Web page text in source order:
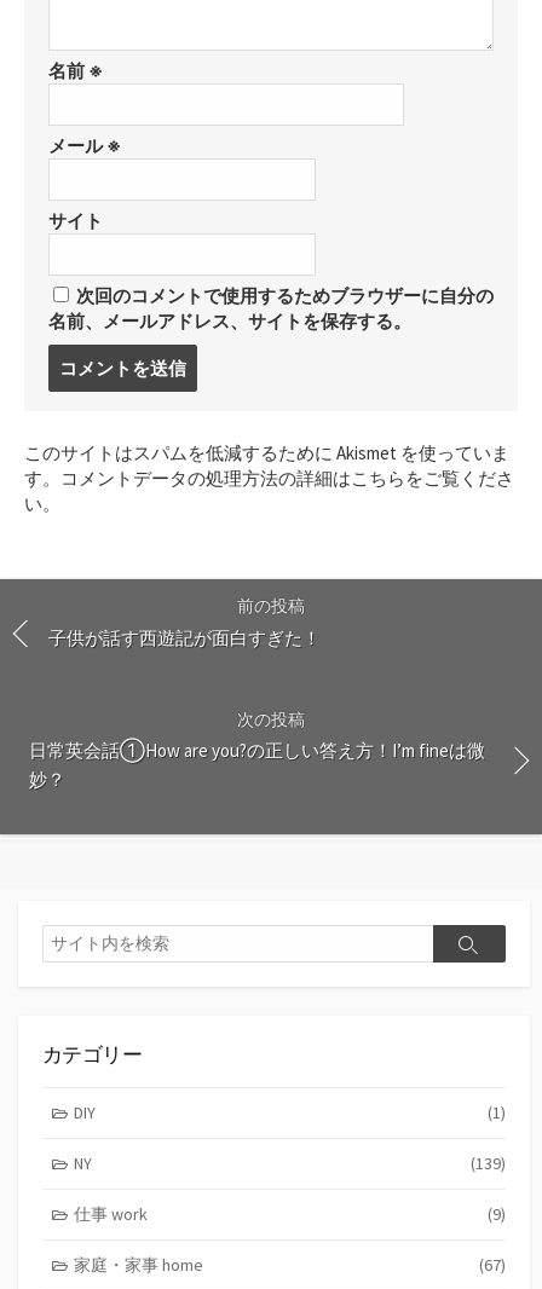
名前 ※
メール※
サイト
次回のコメントで使用するためブラウザーに自分の
名前、メールアドレス、サイトを保存する。
す
る
このサイトはスパムを低減するために Akismet を使っていま
す。
コメントデータの処理方法の詳細はこちらをご覧くださ
い。
前の投稿
子供が話す西遊記が面白すぎた！
次の投稿
日常英会話①How are you?の正しい答え方！I’m fineは微
妙？
検
索
検
カテゴリー
DIY (1)
NY (139)
仕事 work (9)
家庭・家事 home (67)